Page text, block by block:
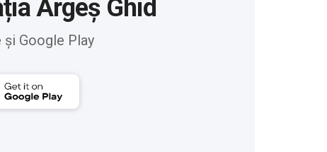
Argeș Ghid
Google Play